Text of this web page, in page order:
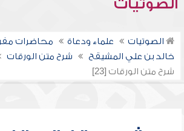
الصوتيات
الصوتيات علماء ودعاة
محاضرات
خالد بن علي المشيقح
شرح متن الورقات
شرح متن الورقات [23]